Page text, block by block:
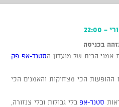
אמני הבית של מועדון הסטנד-אפ פק
הכי מצחיקות והאמנים הכי
סטנד-אפ בלי גבולות ובלי צנזורה,